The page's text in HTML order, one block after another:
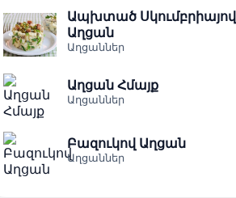
Ապխտած Սկումբրիայով
Աղցան
Աղցաններ
Աղցան Հմայք
Աղցաններ
Բազուկով Աղցան
Աղցաններ